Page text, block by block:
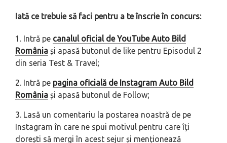
Iată ce trebuie să faci pentru a te înscrie în concurs:
1. Intră pe canalul oficial de YouTube Auto Bild
România și apasă butonul de like pentru Episodul 2
din seria Test & Travel;
2. Intră pe pagina oficială de Instagram Auto Bild
România și apasă butonul de Follow;
3. Lasă un comentariu la postarea noastră de pe
Instagram în care ne spui motivul pentru care îți
dorești să mergi în acest sejur și menționează